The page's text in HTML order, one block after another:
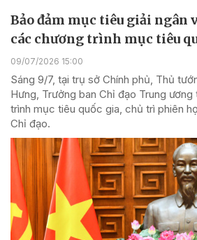
Bảo đảm mục tiêu giải ngân
các chương trình mục tiêu
09/07/2026 15:00
Sáng 9/7, tại trụ sở Chính phủ, Thủ
Hưng, Trưởng ban Chỉ đạo Trung
trình mục tiêu quốc gia, chủ trì phiên
Chỉ đạo.